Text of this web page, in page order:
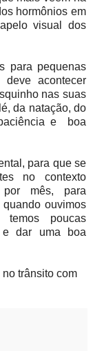
hormônios em
visual dos
para pequenas
deve acontecer
nas suas
da natação, do
e boa
para que se
no contexto
mês, para
ouvimos
poucas
e dar uma boa
trânsito com